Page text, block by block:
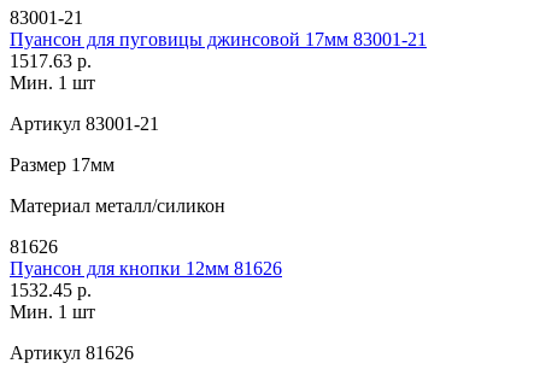
83001-21
Пуансон для пуговицы джинсовой 17мм 83001-21
1517.63 р.
Мин. 1 шт
Артикул 83001-21
Размер 17мм
Материал металл/силикон
81626
Пуансон для кнопки 12мм 81626
1532.45 р.
Мин. 1 шт
Артикул 81626